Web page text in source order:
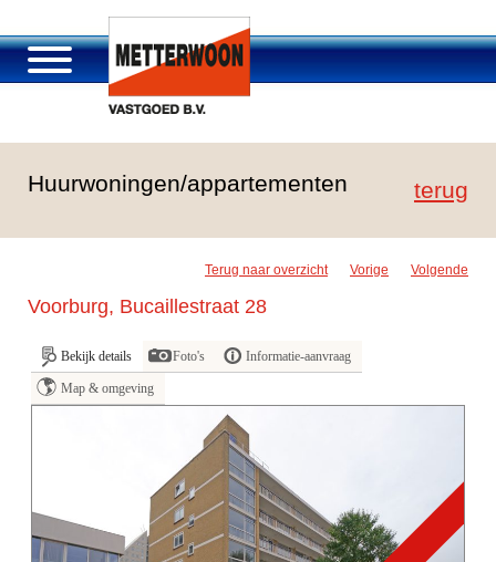
Portfolio
Huurwoningen/appartementen terug
Terug naar overzicht Vorige Volgende
Voorburg, Bucaillestraat 28
Bekijk details Foto's Informatie-aanvraag
Map & omgeving